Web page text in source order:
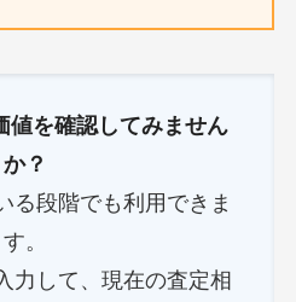
値を確認してみません
か？
る段階でも利用できま
す。
力して、現在の査定相